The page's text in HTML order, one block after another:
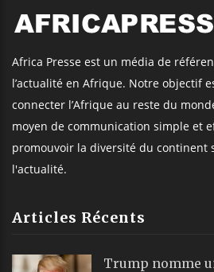
Africa Presse est un média de
l’actualité en Afrique. Notre objectif
connecter l’Afrique au reste du
moyen de communication simple et
promouvoir la diversité du continent
l'actualité.
Articles Récents
Trump nomme